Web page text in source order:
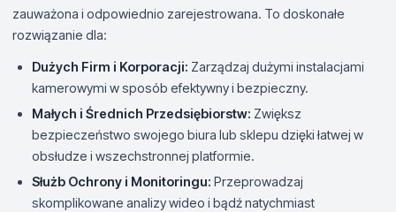
zauważona i odpowiednio zarejestrowana. To doskonałe
rozwiązanie dla:
Dużych Firm i Korporacji: Zarządzaj dużymi instalacjami
kamerowymi w sposób efektywny i bezpieczny.
Małych i Średnich Przedsiębiorstw: Zwiększ
bezpieczeństwo swojego biura lub sklepu dzięki łatwej w
obsłudze i wszechstronnej platformie.
Służb Ochrony i Monitoringu: Przeprowadzaj
skomplikowane analizy wideo i bądź natychmiast